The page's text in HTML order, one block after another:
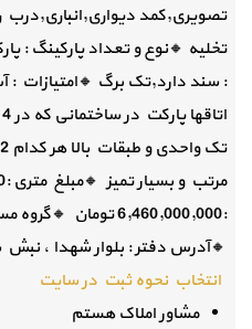
تصویری,کمد
تخلیه 🔸نوع و تعداد پارکینگ
: سند دارد,تک برگ 🔸امتیازات :
:6,460,000,000
🔸آدرس دفتر : بلوار شهدا ، نبش شهید
انتخاب نحوه ثبت در سایت
مشاور املاک هستم